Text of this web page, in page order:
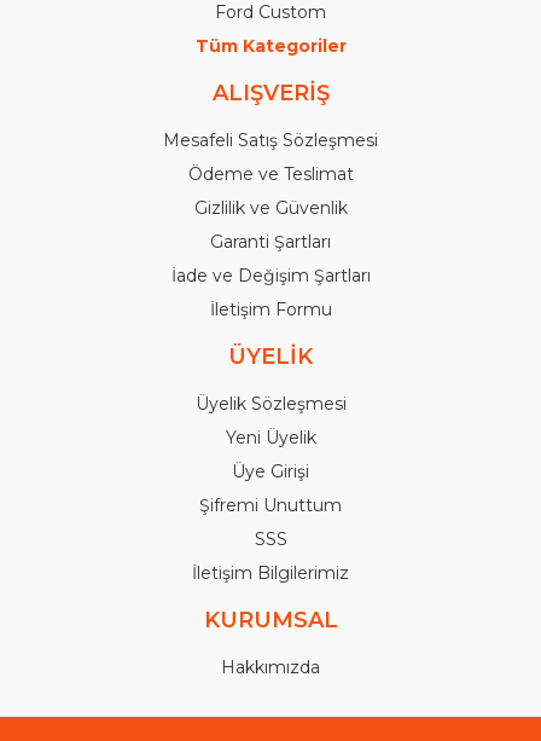
Ford Custom
Tüm Kategoriler
ALIŞVERİŞ
Mesafeli Satış Sözleşmesi
Ödeme ve Teslimat
Gizlilik ve Güvenlik
Garanti Şartları
İade ve Değişim Şartları
İletişim Formu
ÜYELİK
Üyelik Sözleşmesi
Yeni Üyelik
Üye Girişi
Şifremi Unuttum
SSS
İletişim Bilgilerimiz
KURUMSAL
Hakkımızda